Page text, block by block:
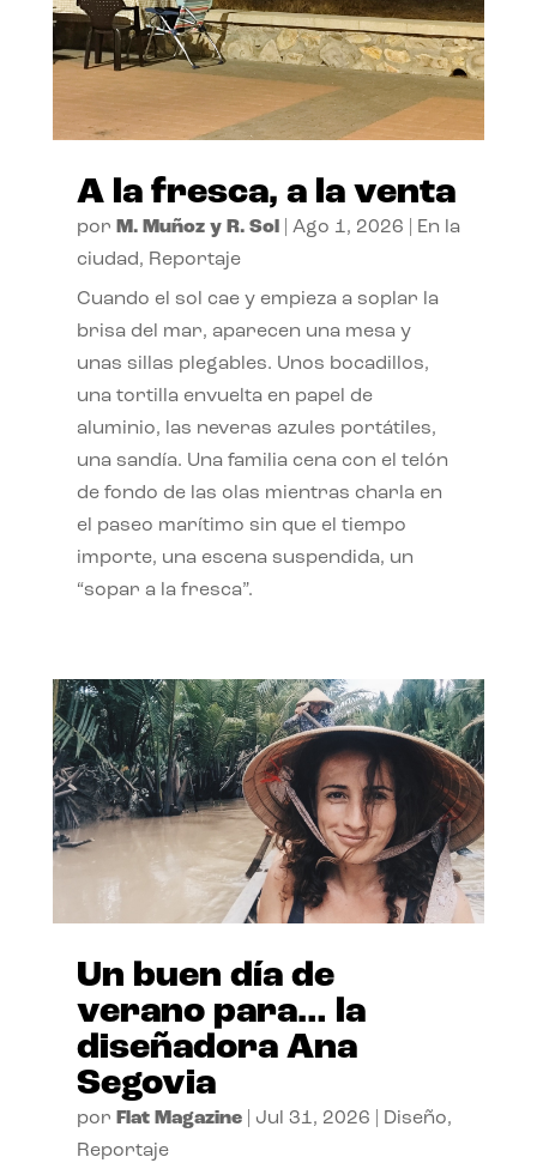
A la fresca, a la venta
por M. Muñoz y R. Sol| Ago 1, 2026
En la
ciudad, Reportaje
Cuando el sol cae y empieza a soplar la
brisa del mar, aparecen una mesa y
unas sillas plegables. Unos bocadillos,
una tortilla envuelta en papel de
aluminio, las neveras azules portátiles,
una sandía. Una familia cena con el telón
de fondo de las olas mientras charla en
el paseo marítimo sin que el tiempo
importe, una escena suspendida, un
“sopar a la fresca”.
Un buen día de
verano para… la
diseñadora Ana
Segovia
por Flat Magazine| Jul 31, 2026 Diseño,
Reportaje